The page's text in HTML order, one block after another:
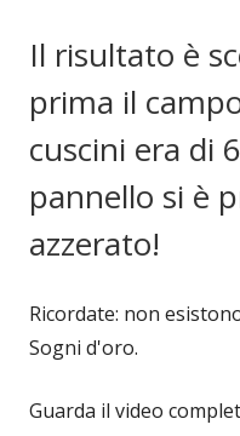
Il risultato è
prima il
cuscini era di
pannello si è
azzerato!
Ricordate: non
Sogni d'oro.
Guarda il video